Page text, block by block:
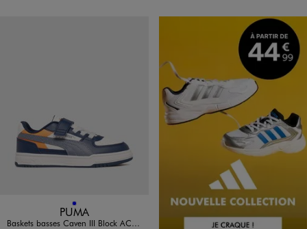
Disponible en 1 coloris
BLEU
PUMA
Baskets basses Caven III Block AC+ à scratch garçon - Puma